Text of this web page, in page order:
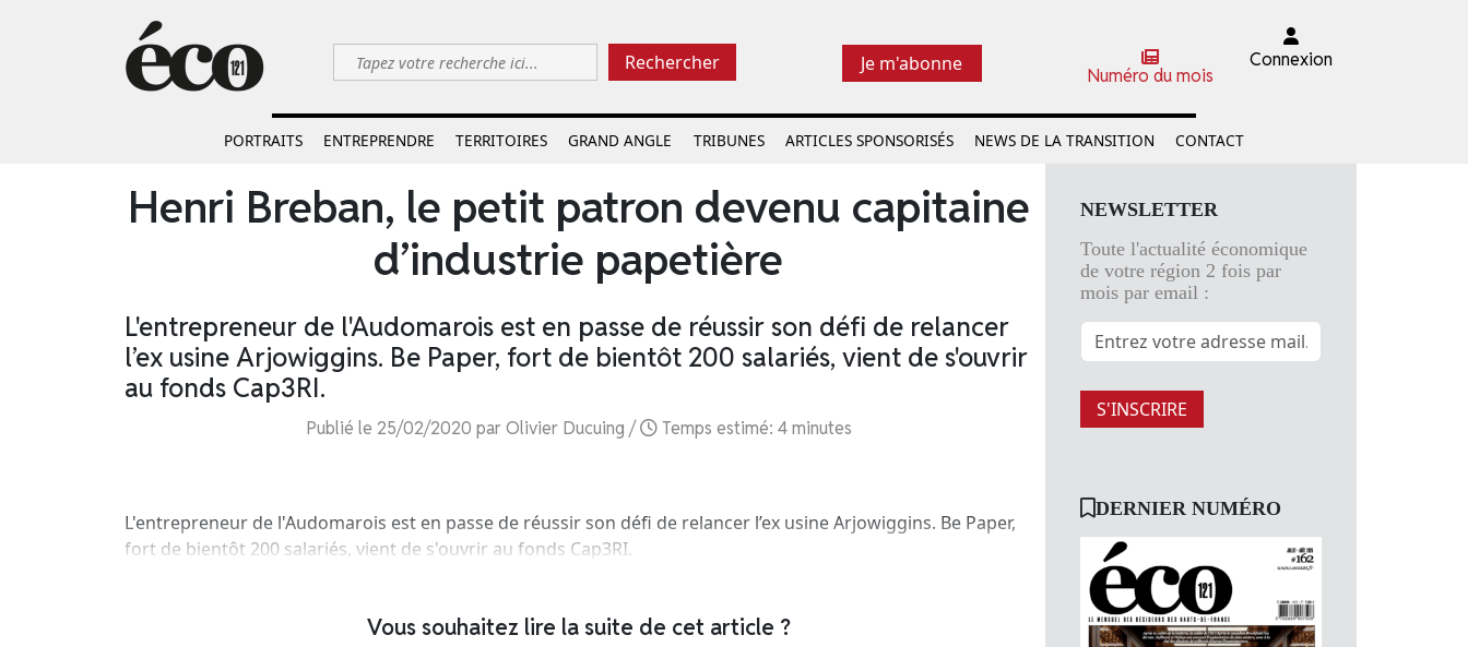
Rechercher Je m'abonne
Numéro du mois
Connexion
PORTRAITS ENTREPRENDRE TERRITOIRES GRAND ANGLE TRIBUNES ARTICLES SPONSORISÉS NEWS DE LA TRANSITION CONTACT
Henri Breban, le petit patron devenu capitaine
d’industrie papetière
L'entrepreneur de l'Audomarois est en passe de réussir son défi de relancer
l’ex usine Arjowiggins. Be Paper, fort de bientôt 200 salariés, vient de s'ouvrir
au fonds Cap3RI.
Publié le 25/02/2020 par Olivier Ducuing / Temps estimé: 4 minutes
L'entrepreneur de l'Audomarois est en passe de réussir son défi de relancer l’ex usine Arjowiggins. Be Paper,
fort de bientôt 200 salariés, vient de s'ouvrir au fonds Cap3RI.
Vous souhaitez lire la suite de cet article ?
NEWSLETTER
Toute l'actualité économique
de votre région 2 fois par
mois par email :
S'INSCRIRE
DERNIER NUMÉRO